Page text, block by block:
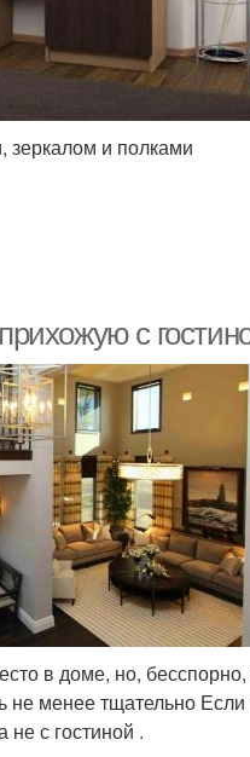
и полками
с
в доме, но,
менее тщательно
с гостиной .